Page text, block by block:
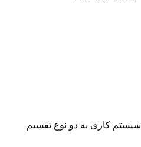
کاری به دو نوع تقسیم